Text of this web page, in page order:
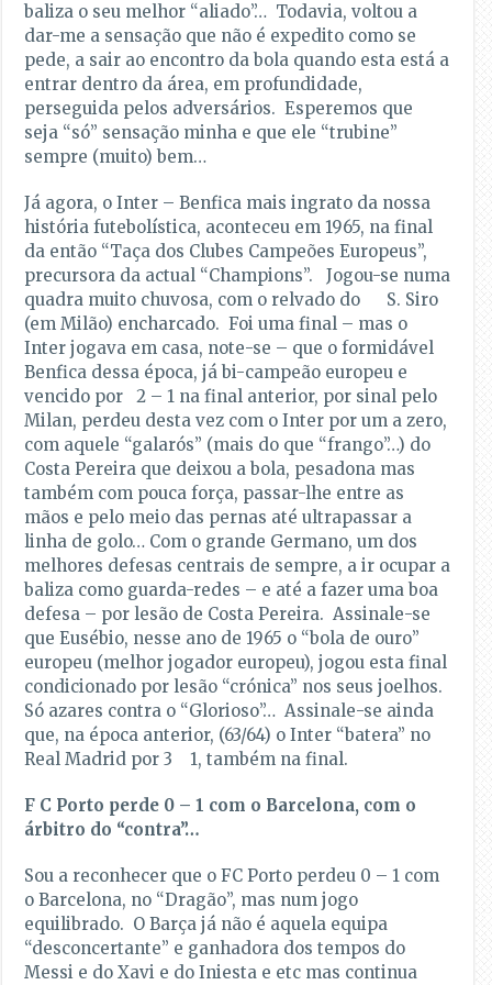
baliza o seu melhor “aliado”… Todavia, voltou a
dar-me a sensação que não é expedito como se
pede, a sair ao encontro da bola quando esta está a
entrar dentro da área, em profundidade,
perseguida pelos adversários. Esperemos que
seja “só” sensação minha e que ele “trubine”
sempre (muito) bem…
Já agora, o Inter – Benfica mais ingrato da nossa
história futebolística, aconteceu em 1965, na final
da então “Taça dos Clubes Campeões Europeus”,
precursora da actual “Champions”. Jogou-se numa
quadra muito chuvosa, com o relvado do S. Siro
(em Milão) encharcado. Foi uma final – mas o
Inter jogava em casa, note-se – que o formidável
Benfica dessa época, já bi-campeão europeu e
vencido por 2 – 1 na final anterior, por sinal pelo
Milan, perdeu desta vez com o Inter por um a zero,
com aquele “galarós” (mais do que “frango”…) do
Costa Pereira que deixou a bola, pesadona mas
também com pouca força, passar-lhe entre as
mãos e pelo meio das pernas até ultrapassar a
linha de golo… Com o grande Germano, um dos
melhores defesas centrais de sempre, a ir ocupar a
baliza como guarda-redes – e até a fazer uma boa
defesa – por lesão de Costa Pereira. Assinale-se
que Eusébio, nesse ano de 1965 o “bola de ouro”
europeu (melhor jogador europeu), jogou esta final
condicionado por lesão “crónica” nos seus joelhos.
Só azares contra o “Glorioso”… Assinale-se ainda
que, na época anterior, (63/64) o Inter “batera” no
Real Madrid por 3 ­ 1, também na final.
F C Porto perde 0 – 1 com o Barcelona, com o
árbitro do “contra”…
Sou a reconhecer que o FC Porto perdeu 0 – 1 com
o Barcelona, no “Dragão”, mas num jogo
equilibrado. O Barça já não é aquela equipa
“desconcertante” e ganhadora dos tempos do
Messi e do Xavi e do Iniesta e etc mas continua